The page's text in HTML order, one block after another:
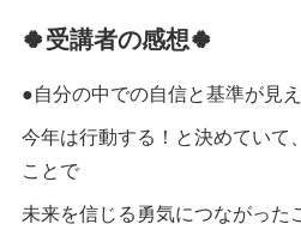
🍀受講者の感想🍀
●自分の中での自信と基準が見え
今年は行動する！と決めていて
ことで
未来を信じる勇気につながった